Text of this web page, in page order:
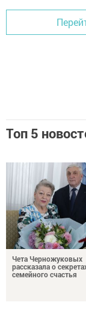
Топ 5
Чета Черножуковых
рассказала о
семейного счастья